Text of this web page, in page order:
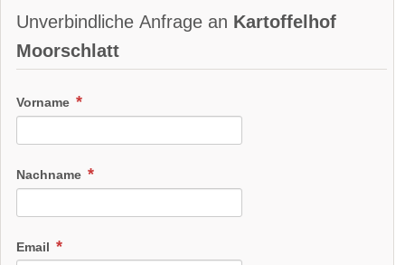
Unverbindliche Anfrage an Kartoffelhof
Moorschlatt
Vorname
Nachname
Email